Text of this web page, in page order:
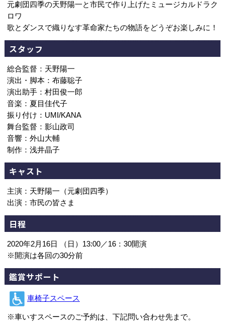
元劇団四季の天野陽一と市民で作り上げたミュージカルドラク
ロワ
歌とダンスで織りなす革命家たちの物語をどうぞお楽しみに！
スタッフ
総合監督：天野陽一
演出・脚本：布藤聡子
演出助手：村田俊一郎
音楽：夏目佳代子
振り付け：UMI/KANA
舞台監督：影山政司
音響：外山大輔
制作：浅井晶子
キャスト
主演：天野陽一（元劇団四季）
出演：市民の皆さま
日程
2020年2月16日 （日）13:00／16：30開演
※開演は各回の30分前
鑑賞サポート
車椅子スペース
※車いすスペースのご予約は、下記問い合わせ先まで。